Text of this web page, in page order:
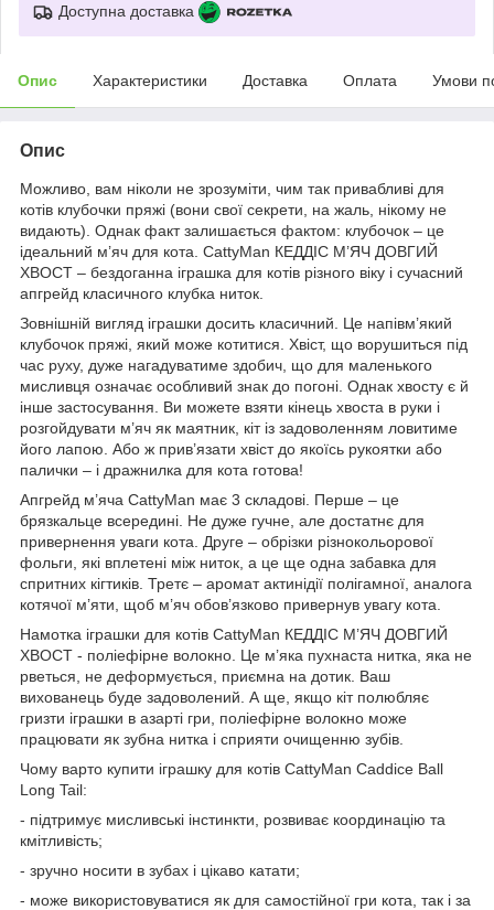
Доступна доставка
Опис Характеристики Доставка Оплата Умови
Опис
Можливо, вам ніколи не зрозуміти, чим так привабливі для
котів клубочки пряжі (вони свої секрети, на жаль, нікому не
видають). Однак факт залишається фактом: клубочок – це
ідеальний м’яч для кота. CattyMan КЕДДІС М’ЯЧ ДОВГИЙ
ХВОСТ – бездоганна іграшка для котів різного віку і сучасний
апгрейд класичного клубка ниток.
Зовнішній вигляд іграшки досить класичний. Це напівм’який
клубочок пряжі, який може котитися. Хвіст, що ворушиться під
час руху, дуже нагадуватиме здобич, що для маленького
мисливця означає особливий знак до погоні. Однак хвосту є й
інше застосування. Ви можете взяти кінець хвоста в руки і
розгойдувати м’яч як маятник, кіт із задоволенням ловитиме
його лапою. Або ж прив’язати хвіст до якоїсь рукоятки або
палички – і дражнилка для кота готова!
Апгрейд м’яча CattyMan має 3 складові. Перше – це
брязкальце всередині. Не дуже гучне, але достатнє для
привернення уваги кота. Друге – обрізки різнокольорової
фольги, які вплетені між ниток, а це ще одна забавка для
спритних кігтиків. Третє – аромат актинідії полігамної, аналога
котячої м’яти, щоб м’яч обов’язково привернув увагу кота.
Намотка іграшки для котів CattyMan КЕДДІС М’ЯЧ ДОВГИЙ
ХВОСТ - поліефірне волокно. Це м’яка пухнаста нитка, яка не
рветься, не деформується, приємна на дотик. Ваш
вихованець буде задоволений. А ще, якщо кіт полюбляє
гризти іграшки в азарті гри, поліефірне волокно може
працювати як зубна нитка і сприяти очищенню зубів.
Чому варто купити іграшку для котів CattyMan Caddice Ball
Long Tail:
- підтримує мисливські інстинкти, розвиває координацію та
кмітливість;
- зручно носити в зубах і цікаво катати;
- може використовуватися як для самостійної гри кота, так і за